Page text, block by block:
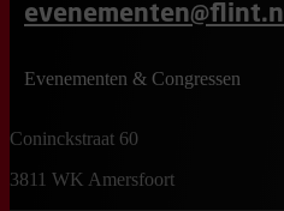
evenementen@flint.nl
Evenementen & Congressen
Coninckstraat 60
3811 WK Amersfoort